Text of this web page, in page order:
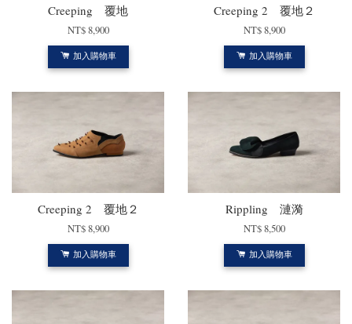
Creeping 覆地
NT$ 8,900
加入購物車
Creeping 2 覆地２
NT$ 8,900
加入購物車
Creeping 2 覆地２
NT$ 8,900
加入購物車
Rippling 漣漪
NT$ 8,500
加入購物車